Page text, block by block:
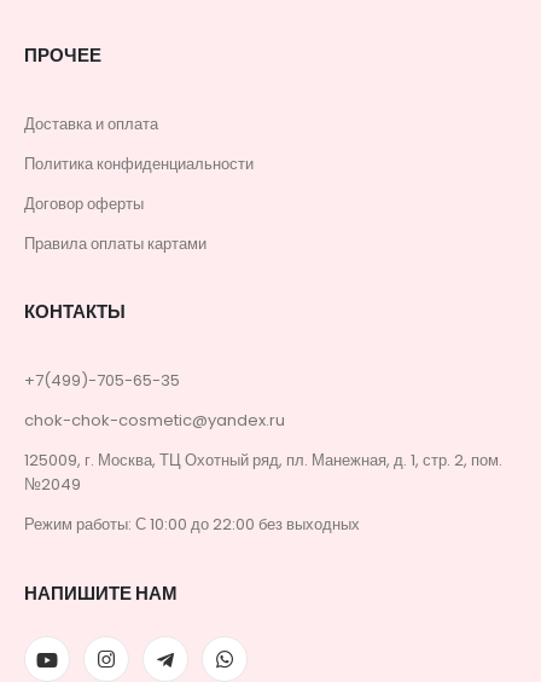
ПРОЧЕЕ
Доставка и оплата
Политика конфиденциальности
Договор оферты
Правила оплаты картами
КОНТАКТЫ
+7(499)-705-65-35
chok-chok-cosmetic@yandex.ru
125009, г. Москва, ТЦ Охотный ряд, пл. Манежная, д. 1, стр. 2, пом.
№2049
Режим работы: С 10:00 до 22:00 без выходных
НАПИШИТЕ НАМ